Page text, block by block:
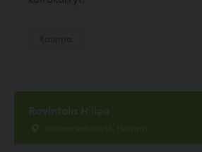
Ravintola Hiilee
Välimerenkatu 15, Helsinki